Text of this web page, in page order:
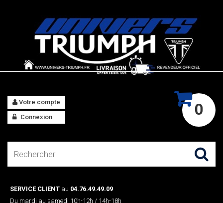
0
Votre compte
Connexion
SERVICE CLIENT au 04.76.49.49.09
Du mardi au samedi 10h-12h / 14h-18h